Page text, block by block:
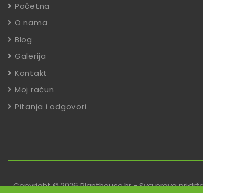
Početna
O nama
Blog
Galerija
Kontakt
Moj račun
Pitanja i odgovori
Copyright © 2026 Planthouse.hr - Sva prava pridržana